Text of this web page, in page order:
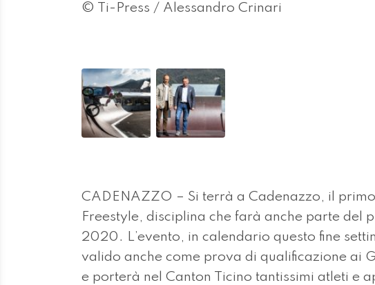
© Ti-Press / Alessandro Crinari
CADENAZZO – Si terrà a Cadenazzo, il
Freestyle, disciplina che farà anche parte del
2020. L’evento, in calendario questo fine
valido anche come prova di qualificazione ai
e porterà nel Canton Ticino tantissimi atleti e